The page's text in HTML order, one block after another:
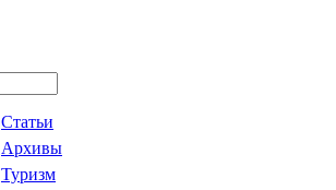
Статьи
Архивы
Туризм